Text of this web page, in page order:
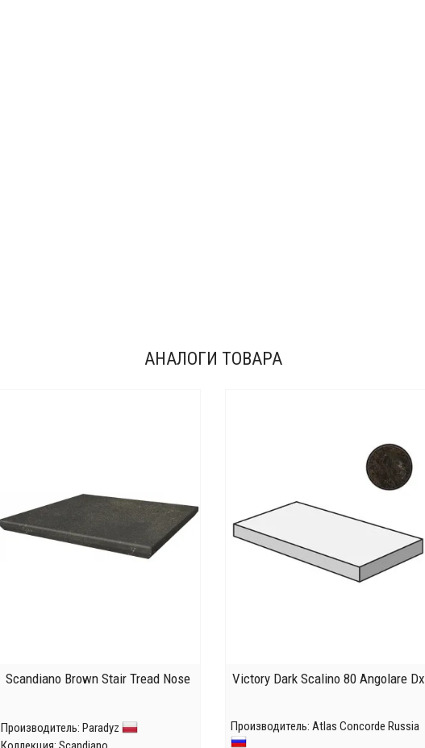
АНАЛОГИ ТОВАРА
Scandiano Brown Stair Tread Nose
Производитель: Paradyz
Victory Dark Scalino 80 Angolare Dx
Производитель: Atlas Concorde Russia